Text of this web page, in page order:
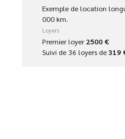
Exemple de location
000 km.
Loyers
Premier loyer2500 €
Suivi de 36 loyers de319